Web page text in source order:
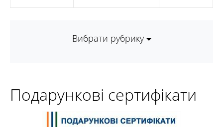
Вибрати рубрику
Подарункові сертифікати